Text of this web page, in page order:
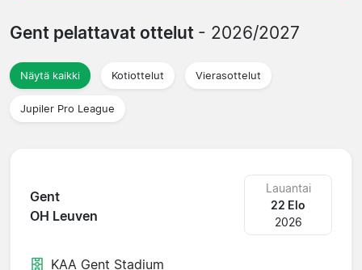
Gent pelattavat ottelut - 2026/2027
Näytä kaikki Kotiottelut Vierasottelut
Jupiler Pro League
Gent
OH Leuven
Lauantai
22 Elo
2026
KAA Gent Stadium